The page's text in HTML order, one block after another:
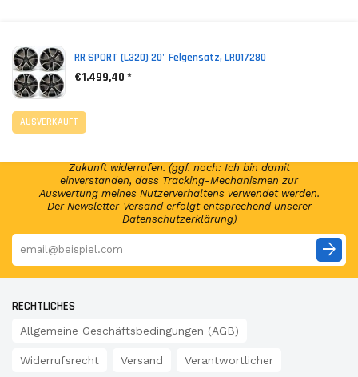
RR SPORT (L320) 20" Felgensatz, LR017280
€1.499,40 *
AUSVERKAUFTAbonniere jetzt unseren Newsletter und erhalte per E-
Mail regelmäßig Infos regelmäßig Infos und exklusive
Zukunft widerrufen. (ggf. noch: Ich bin damit
einverstanden, dass Tracking-Mechanismen zur
Auswertung meines Nutzerverhaltens verwendet werden.
Der Newsletter-Versand erfolgt entsprechend unserer
Datenschutzerklärung)
arrow_forward
RECHTLICHES
Allgemeine Geschäftsbedingungen (AGB)
Widerrufsrecht Versand Verantwortlicher